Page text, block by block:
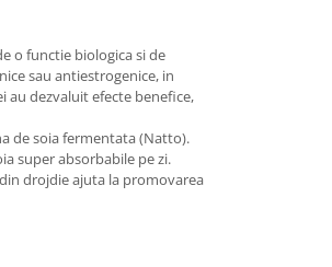
o functie biologica si de
sau antiestrogenice, in
au dezvaluit efecte benefice,
de soia fermentata (Natto).
super absorbabile pe zi.
drojdie ajuta la promovarea